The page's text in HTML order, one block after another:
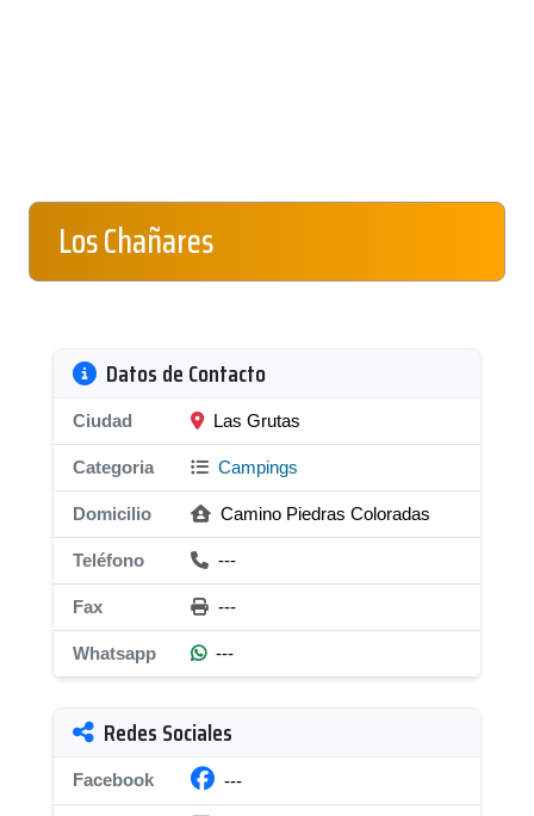
Los Chañares
Datos de Contacto
Ciudad Las Grutas
Categoria Campings
Domicilio Camino Piedras Coloradas
Teléfono ---
Fax ---
Whatsapp ---
Redes Sociales
Facebook ---